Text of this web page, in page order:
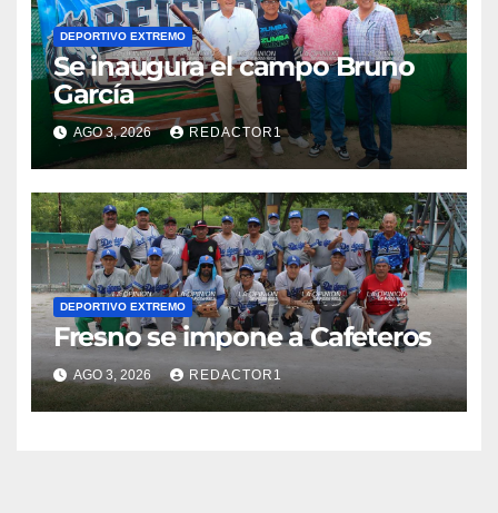
DEPORTIVO EXTREMO
Se inaugura el campo Bruno
García
AGO 3, 2026 REDACTOR1
DEPORTIVO EXTREMO
Fresno se impone a Cafeteros
AGO 3, 2026 REDACTOR1